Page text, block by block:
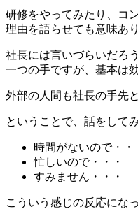
研修をやってみたり、コ
理由を語らせても意味あ
社長には言いづらいだろ
一つの手ですが、基本は
外部の人間も社長の手先
ということで、話をして
時間がないので・・
忙しいので・・・
すみません・・・
こういう感じの反応にな